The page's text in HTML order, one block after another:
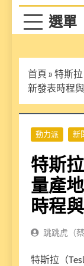
首頁 » 特斯
新發表時程
動力派 新
特斯
量產
時程
跳跳虎（蔡
特斯拉（